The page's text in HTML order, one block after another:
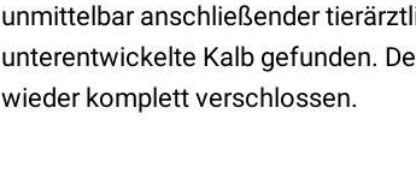
unmittelbar anschließender
unterentwickelte Kalb gefunden.
wieder komplett verschlossen.